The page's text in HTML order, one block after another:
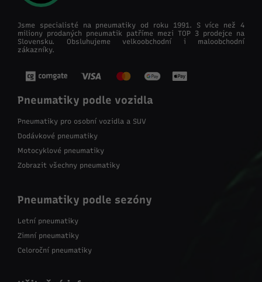
Jsme specialisté na pneumatiky od roku 1991. S více než 4
miliony prodaných pneumatik patříme mezi TOP 3 prodejce na
Slovensku. Obsluhujeme velkoobchodní i maloobchodní
zákazníky.
Pneumatiky podle vozidla
Pneumatiky pro osobní vozidla a SUV
Dodávkové pneumatiky
Motocyklové pneumatiky
Zobrazit všechny pneumatiky
Pneumatiky podle sezóny
Letní pneumatiky
Zimní pneumatiky
Celoroční pneumatiky